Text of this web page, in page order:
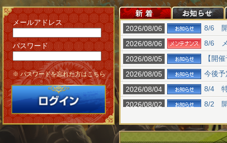
メールアドレス
パスワード
※ パスワードを忘れた方はこちら